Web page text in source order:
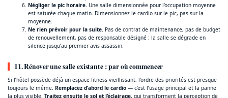
Négliger le pic horaire. Une salle dimensionnée pour l’occupation moyenne
est saturée chaque matin. Dimensionnez le cardio sur le pic, pas sur la
moyenne.
Ne rien prévoir pour la suite. Pas de contrat de maintenance, pas de budget
de renouvellement, pas de responsable désigné : la salle se dégrade en
silence jusqu’au premier avis assassin.
11. Rénover une salle existante : par où commencer
Si l’hôtel possède déjà un espace fitness vieillissant, l’ordre des priorités est presque
toujours le même. Remplacez d’abord le cardio — c’est l’usage principal et la panne
la plus visible. Traitez ensuite le sol et l’éclairage, qui transforment la perception de